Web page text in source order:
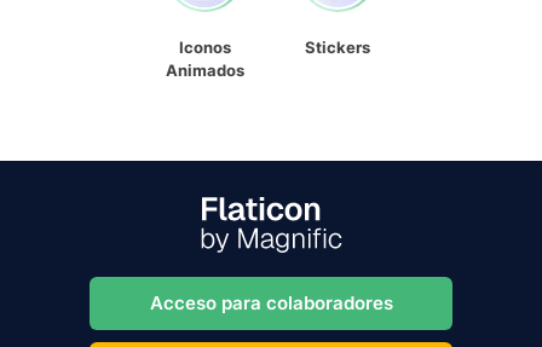
Iconos
Animados
Stickers
Acceso para colaboradores